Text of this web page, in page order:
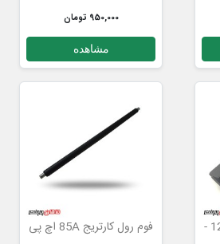
950,000 تومان
مشاهده
سینی خروجی اچ پی 1212 -
فوم رول کارتریج 85A اچ پی